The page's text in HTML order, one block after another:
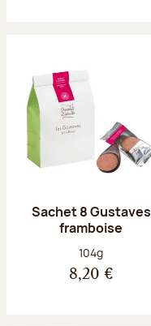
Sachet 8 Gustaves
framboise
Poids net :
104g
8,20 €